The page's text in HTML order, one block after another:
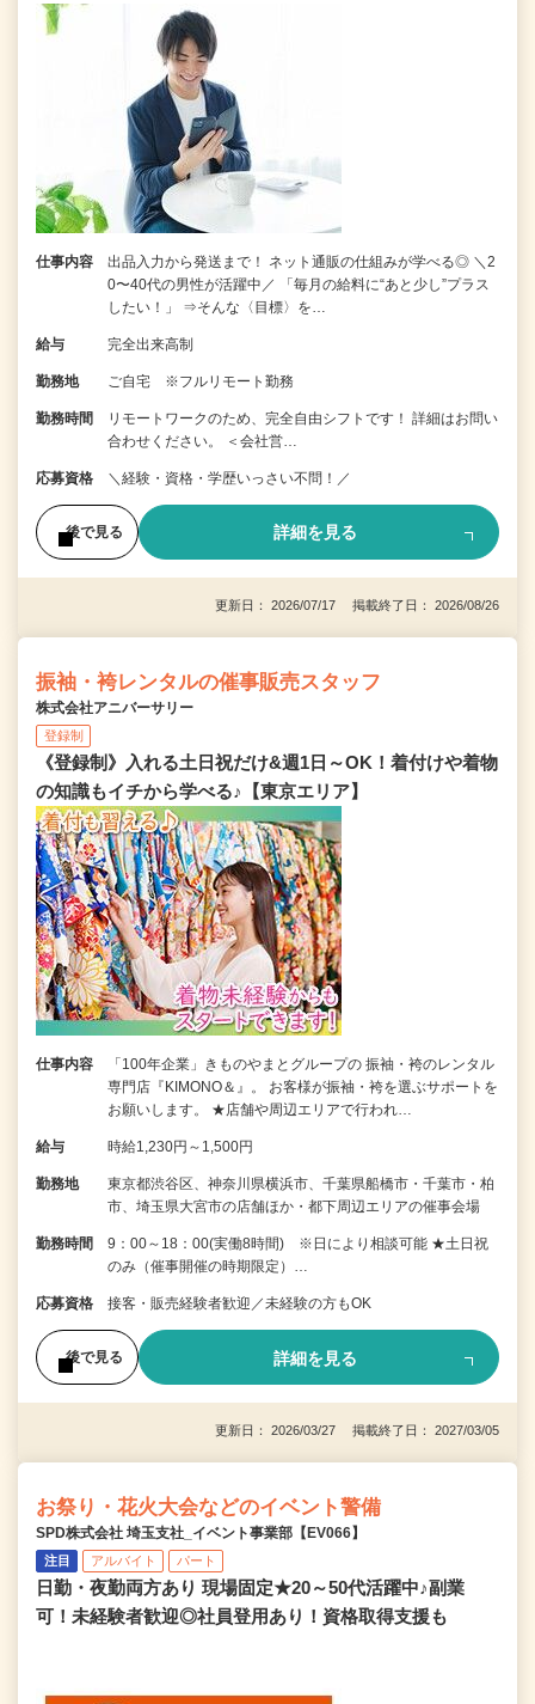
仕事内容
出品入力から発送まで！ ネット通販の仕組みが学べる◎ ＼2
0〜40代の男性が活躍中／ 「毎月の給料に“あと少し”プラス
したい！」 ⇒そんな〈目標〉を…
給与 完全出来高制
勤務地 ご自宅 ※フルリモート勤務
勤務時間
リモートワークのため、完全自由シフトです！ 詳細はお問い
合わせください。 ＜会社営…
応募資格 ＼経験・資格・学歴いっさい不問！／
後で見る 詳細を見る
更新日： 2026/07/17 掲載終了日： 2026/08/26
振袖・袴レンタルの催事販売スタッフ
株式会社アニバーサリー
登録制
《登録制》入れる土日祝だけ&週1日～OK！着付けや着物
の知識もイチから学べる♪【東京エリア】
仕事内容
「100年企業」きものやまとグループの 振袖・袴のレンタル
専門店『KIMONO＆』。 お客様が振袖・袴を選ぶサポートを
お願いします。 ★店舗や周辺エリアで行われ…
給与 時給1,230円～1,500円
勤務地
東京都渋谷区、神奈川県横浜市、千葉県船橋市・千葉市・柏
市、埼玉県大宮市の店舗ほか・都下周辺エリアの催事会場
勤務時間
9：00～18：00(実働8時間) ※日により相談可能 ★土日祝
のみ（催事開催の時期限定）…
応募資格 接客・販売経験者歓迎／未経験の方もOK
後で見る 詳細を見る
更新日： 2026/03/27 掲載終了日： 2027/03/05
お祭り・花火大会などのイベント警備
SPD株式会社 埼玉支社_イベント事業部【EV066】
注目 アルバイト パート
日勤・夜勤両方あり 現場固定★20～50代活躍中♪副業
可！未経験者歓迎◎社員登用あり！資格取得支援も